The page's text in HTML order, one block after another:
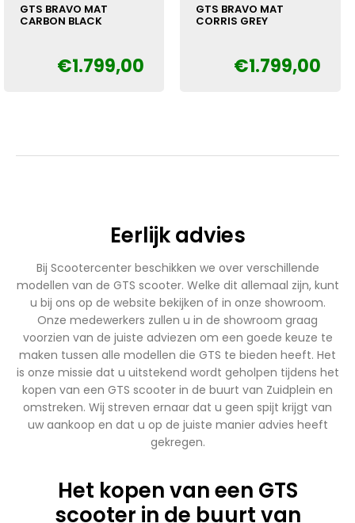
GTS BRAVO MAT
CARBON BLACK
Oorspronkelijke
€1.799,00
Huidige
GTS BRAVO MAT
CORRIS GREY
Oorspronkelijke
€1.799,00
Huidige
Eerlijk advies
Bij Scootercenter beschikken we over verschillende
modellen van de GTS scooter. Welke dit allemaal zijn, kunt
u bij ons op de website bekijken of in onze showroom.
Onze medewerkers zullen u in de showroom graag
voorzien van de juiste adviezen om een goede keuze te
maken tussen alle modellen die GTS te bieden heeft. Het
is onze missie dat u uitstekend wordt geholpen tijdens het
kopen van een GTS scooter in de buurt van Zuidplein en
omstreken. Wij streven ernaar dat u geen spijt krijgt van
uw aankoop en dat u op de juiste manier advies heeft
gekregen.
Het kopen van een GTS
scooter in de buurt van